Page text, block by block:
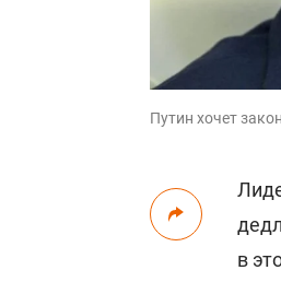
Путин хочет
в